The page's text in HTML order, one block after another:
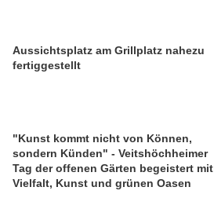
Aussichtsplatz am Grillplatz nahezu
fertiggestellt
"Kunst kommt nicht von Können,
sondern Künden" - Veitshöchheimer
Tag der offenen Gärten begeistert mit
Vielfalt, Kunst und grünen Oasen